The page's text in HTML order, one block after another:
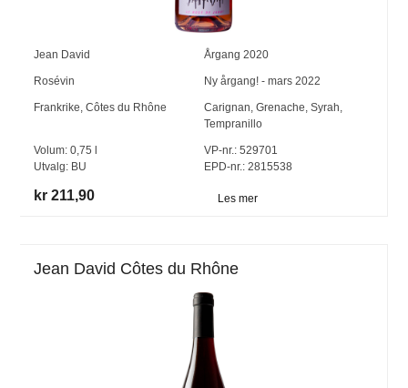
Jean David Årgang 2020
Rosévin Ny årgang! - mars 2022
Frankrike,Côtes du Rhône Carignan, Grenache, Syrah,
Tempranillo
Volum:0,75
Utvalg: BU
VP-nr.:529701
EPD-nr.: 2815538
kr 211,90 Les mer
Jean David Côtes du Rhône